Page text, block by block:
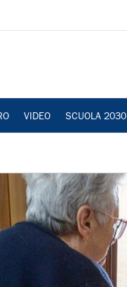
VIDEO SCUOLA 2030